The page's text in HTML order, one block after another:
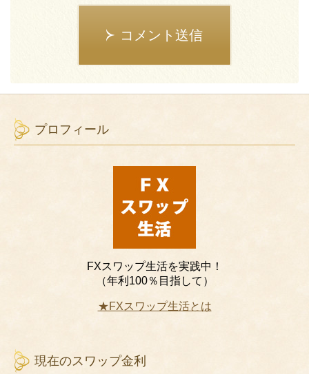
コメント送信
プロフィール
FXスワップ生活を実践中！
（年利100％目指して）
★FXスワップ生活とは
現在のスワップ金利